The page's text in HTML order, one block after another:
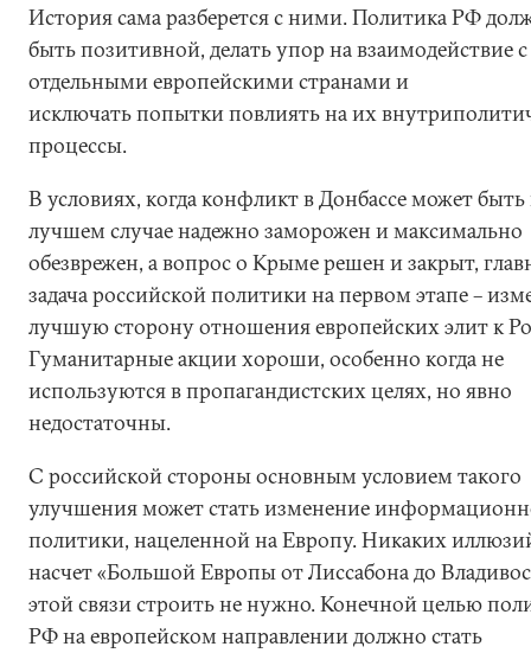
История сама разберется с ними. Политика РФ
быть позитивной, делать упор на взаимодействие с
отдельными европейскими странами и
исключать попытки повлиять на их
процессы.
В условиях, когда конфликт в Донбассе может быть
лучшем случае надежно заморожен и максимально
обезврежен, а вопрос о Крыме решен и закрыт,
задача российской политики на первом этапе –
лучшую сторону отношения европейских элит к
Гуманитарные акции хороши, особенно когда не
используются в пропагандистских целях, но явно
недостаточны.
С российской стороны основным условием такого
улучшения может стать изменение
политики, нацеленной на Европу. Никаких
насчет «Большой Европы от Лиссабона до
этой связи строить не нужно. Конечной целью
РФ на европейском направлении должно стать